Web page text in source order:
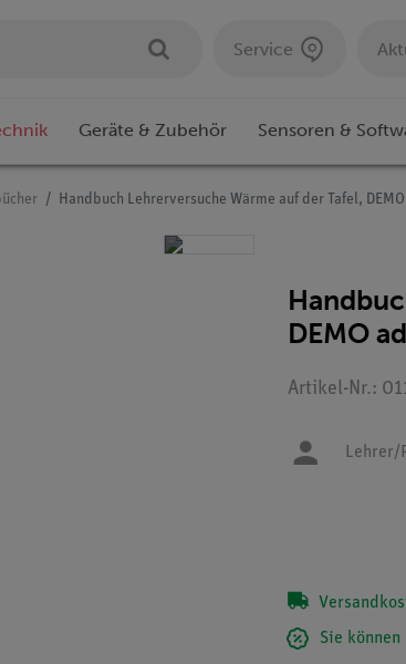
Service
Geräte & Zubehör Sensoren &
Handbuch Lehrerversuche Wärme auf der Tafel,
DEMO
Artikel-Nr.:
Lehrer/
Sie können